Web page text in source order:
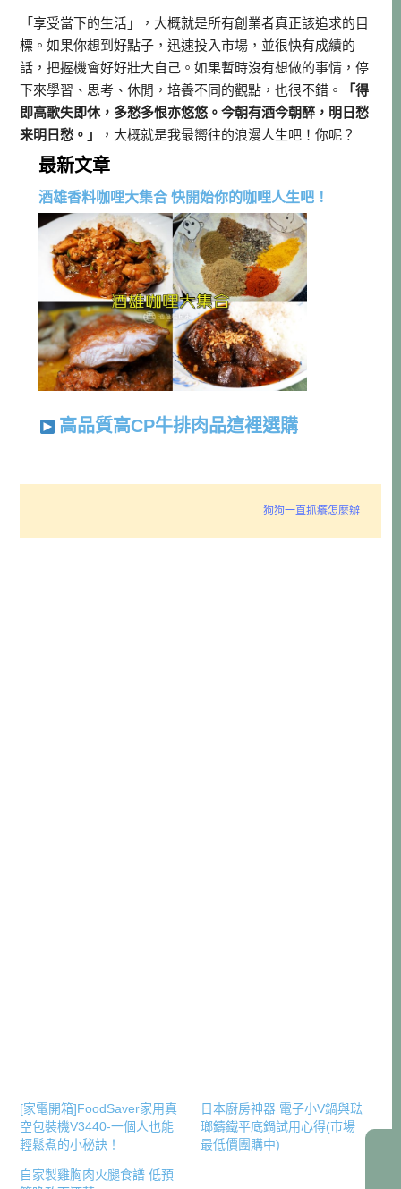
「享受當下的生活」，大概就是所有創業者真正該追求的目
標。如果你想到好點子，迅速投入市場，並很快有成績的
話，把握機會好好壯大自己。如果暫時沒有想做的事情，停
下來學習、思考、休閒，培養不同的觀點，也很不錯。
「得
即高歌失即休，多愁多恨亦悠悠。今朝有酒今朝醉，明日愁
来明日愁。」
，大概就是我最嚮往的浪漫人生吧！你呢？
最新文章
酒雄香料咖哩大集合 快開始你的咖哩人生吧！
高品質高CP牛排肉品這裡選購
狗狗一直抓癢怎麼辦
[家電開箱]FoodSaver家用真
空包裝機V3440-一個人也能
輕鬆煮的小秘訣！
日本廚房神器 電子小V鍋與琺
瑯鑄鐵平底鍋試用心得(市場
最低價團購中)
自家製雞胸肉火腿食譜 低預